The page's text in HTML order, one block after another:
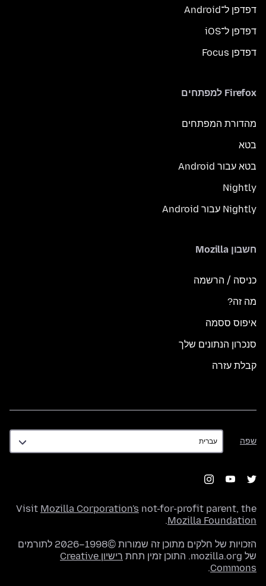
דפדפן ל־Android
דפדפן ל־iOS
דפדפן Focus
Firefox למפתחים
מהדורת המפתחים
בטא
בטא עבור Android
Nightly
Nightly עבור Android
חשבון Mozilla
כניסה / הרשמה
מה זה?
איפוס ססמה
סנכרון הנתונים שלך
קבלת עזרה
שפה
שפה
Visit Mozilla Corporation's not-for-profit parent, the
Mozilla Foundation
.
הזכויות של חלקים מתוכן זה שמורות ©1998–2026 לתורמים
של mozilla.org. התוכן זמין תחת
רישיון Creative
Commons
.